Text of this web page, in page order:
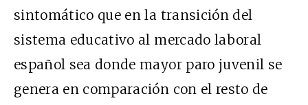
sintomático que en la transición del
sistema educativo al mercado laboral
español sea donde mayor paro juvenil se
genera en comparación con el resto de